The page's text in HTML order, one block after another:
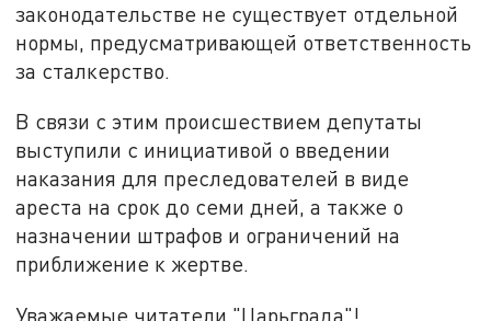
законодательстве не существует отдельной
нормы, предусматривающей ответственность
за сталкерство.
В связи с этим происшествием депутаты
выступили с инициативой о введении
наказания для преследователей в виде
ареста на срок до семи дней, а также о
назначении штрафов и ограничений на
приближение к жертве.
Уважаемые читатели "Царьграда"!